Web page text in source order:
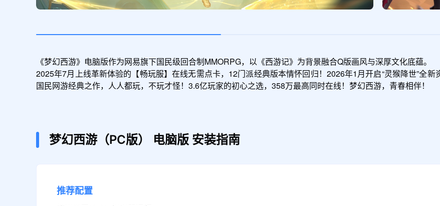
《梦幻西游》电脑版作为网易旗下国民级回合制MMORPG，以《西游记》为背景融合Q版画风与深厚文化底蕴。
2025年7月上线革新体验的【畅玩服】在线无需点卡，12门派经典版本情怀回归！2026年1月开启“灵猴降世”全新
国民网游经典之作，人人都玩，不玩才怪！3.6亿玩家的初心之选，358万最高同时在线！梦幻西游，青春相伴！
梦幻西游（PC版） 电脑版 安装指南
推荐配置